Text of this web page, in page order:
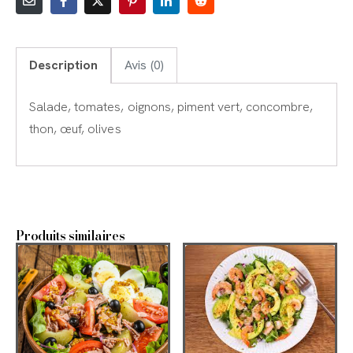
Description Avis (0)
Salade, tomates, oignons, piment vert, concombre,
thon, œuf, olives
Produits similaires